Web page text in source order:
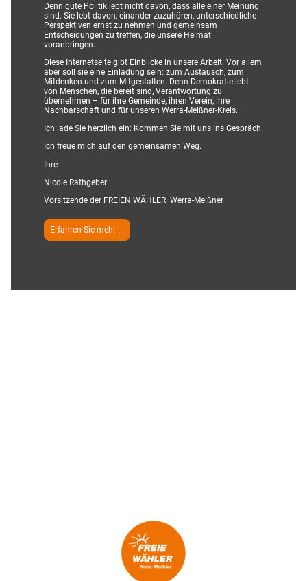
Denn gute Politik lebt nicht davon, dass alle einer Meinung
sind. Sie lebt davon, einander zuzuhören, unterschiedliche
Perspektiven ernst zu nehmen und gemeinsam
Entscheidungen zu treffen, die unsere Heimat
voranbringen.
Diese Internetseite gibt Einblicke in unsere Arbeit. Vor allem
aber soll sie eine Einladung sein: zum Austausch, zum
Mitdenken und zum Mitgestalten. Denn Demokratie lebt
von Menschen, die bereit sind, Verantwortung zu
übernehmen – für ihre Gemeinde, ihren Verein, ihre
Nachbarschaft und für unseren Werra-Meißner-Kreis.
Ich lade Sie herzlich ein: Kommen Sie mit uns ins Gespräch.
Ich freue mich auf den gemeinsamen Weg.
Ihre
Nicole Rathgeber
Vorsitzende der FREIEN WÄHLER Werra-Meißner
Erfahren Sie mehr ...